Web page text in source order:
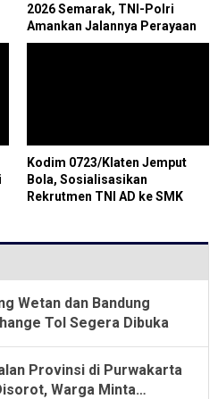
2026 Semarak, TNI-Polri
Amankan Jalannya Perayaan
di Jatinom
Kodim 0723/Klaten Jemput
Bola, Sosialisasikan
Rekrutmen TNI AD ke SMK
Wetan dan Bandung
Tol Segera Dibuka
Provinsi di Purwakarta
Warga Minta